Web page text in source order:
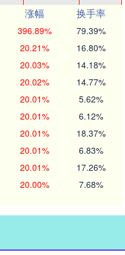
涨幅
换手率
396.89% 79.39%
20.21% 16.80%
20.03% 14.18%
20.02% 14.77%
20.01% 5.62%
20.01% 6.12%
20.01% 18.37%
20.01% 6.83%
20.01% 17.26%
20.00% 7.68%